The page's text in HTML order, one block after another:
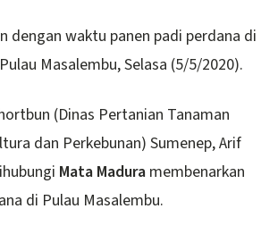
dengan waktu panen padi perdana di
Masalembu, Selasa (5/5/2020).
(Dinas Pertanian Tanaman
dan Perkebunan) Sumenep, Arif
Mata Madura membenarkan
di Pulau Masalembu.